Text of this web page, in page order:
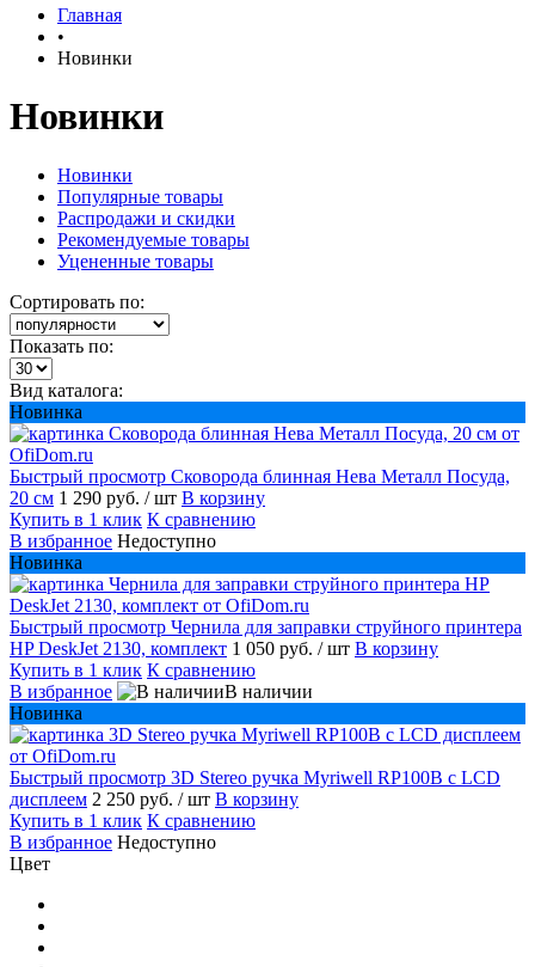
Главная
•
Новинки
Новинки
Новинки
Популярные товары
Распродажи и скидки
Рекомендуемые товары
Уцененные товары
Сортировать по:
Показать по:
Вид каталога:
Новинка
Быстрый просмотр Сковорода блинная Нева Металл Посуда,
20 см 1 290 руб. / шт В корзину
Купить в 1 клик К сравнению
В избранное Недоступно
Новинка
Быстрый просмотр Чернила для заправки струйного принтера
HP DeskJet 2130, комплект 1 050 руб. / шт В корзину
Купить в 1 клик К сравнению
В избранное
В наличии
Новинка
Быстрый просмотр 3D Stereo ручка Myriwell RP100B c LCD
дисплеем 2 250 руб. / шт В корзину
Купить в 1 клик К сравнению
В избранное Недоступно
Цвет